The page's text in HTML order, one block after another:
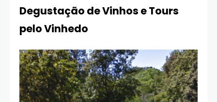
Degustação de Vinhos e Tours
pelo Vinhedo